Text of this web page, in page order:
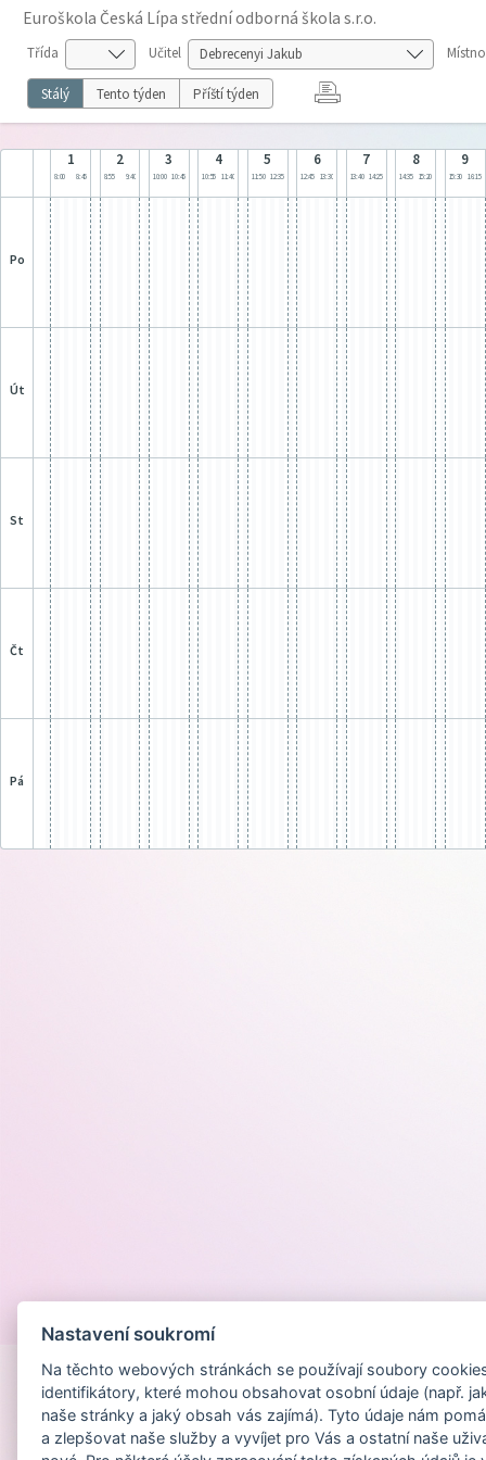
Euroškola Česká Lípa střední odborná škola s.r.o.
Třída Učitel
Stálý Tento týden Příští týden
1
8:00 8:45
2
8:55 9:40
3
10:00 10:45
4
10:55 11:40
5
11:50 12:35
6
12:45 13:30
7
13:40 14:25
8
14:35 15:20
9
15:30 16:15
po
út
st
čt
pá
Nastavení soukromí
Na těchto webových stránkách se používají soubory
identifikátory, které mohou obsahovat osobní údaje (např.
naše stránky a jaký obsah vás zajímá). Tyto údaje nám
a zlepšovat naše služby a vyvíjet pro Vás a ostatní naše